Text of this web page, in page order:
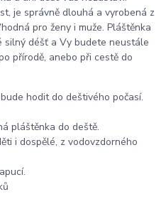
je správně dlouhá a vyrobená z
pro ženy i muže. Pláštěnka
silný déšť a Vy budete neustále
přírodě, anebo při cestě do
bude hoditdo deštivého počasí.
pláštěnka do deště.
i dospělé, z vodovzdorného